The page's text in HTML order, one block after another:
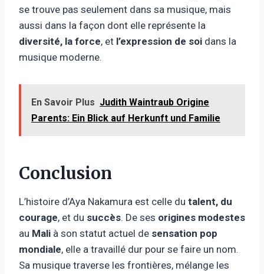
se trouve pas seulement dans sa musique, mais
aussi dans la façon dont elle représente la
diversité, la force, et l’expression de soi dans la
musique moderne.
En Savoir Plus Judith Waintraub Origine
Parents: Ein Blick auf Herkunft und Familie
Conclusion
L’histoire d’Aya Nakamura est celle du talent, du
courage, et du succès. De ses origines modestes
au Mali à son statut actuel de sensation pop
mondiale, elle a travaillé dur pour se faire un nom.
Sa musique traverse les frontières, mélange les